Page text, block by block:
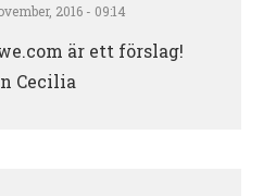
2016 - 09:14
är ett förslag!
Cecilia